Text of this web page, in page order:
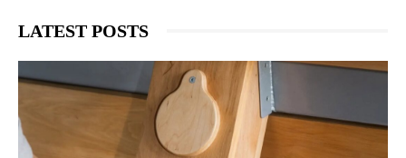
LATEST POSTS